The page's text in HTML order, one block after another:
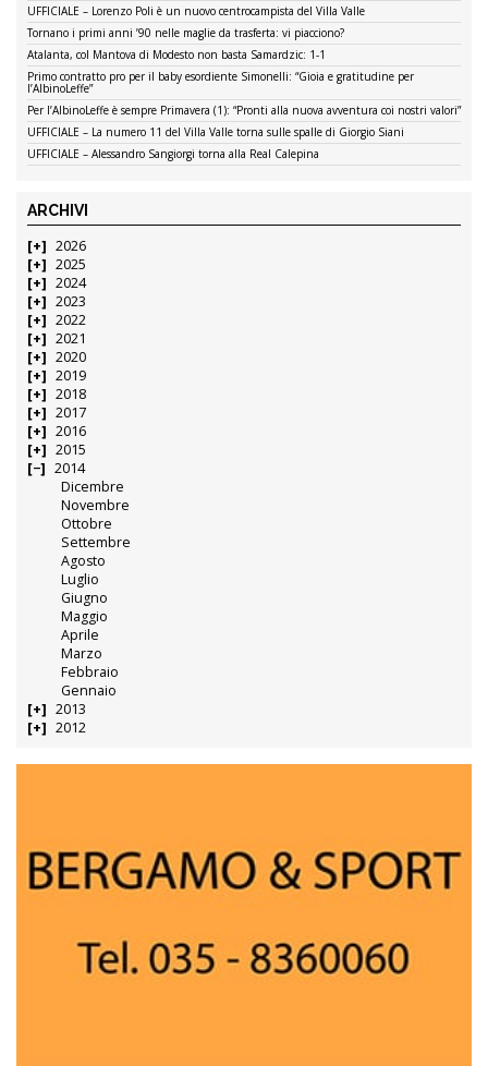
UFFICIALE – Lorenzo Poli è un nuovo centrocampista del Villa Valle
Tornano i primi anni ’90 nelle maglie da trasferta: vi piacciono?
Atalanta, col Mantova di Modesto non basta Samardzic: 1-1
Primo contratto pro per il baby esordiente Simonelli: “Gioia e gratitudine per
l’AlbinoLeffe”
Per l’AlbinoLeffe è sempre Primavera (1): “Pronti alla nuova avventura coi nostri valori”
UFFICIALE – La numero 11 del Villa Valle torna sulle spalle di Giorgio Siani
UFFICIALE – Alessandro Sangiorgi torna alla Real Calepina
ARCHIVI
2026
2025
2024
2023
2022
2021
2020
2019
2018
2017
2016
2015
2014
Dicembre
Novembre
Ottobre
Settembre
Agosto
Luglio
Giugno
Maggio
Aprile
Marzo
Febbraio
Gennaio
2013
2012